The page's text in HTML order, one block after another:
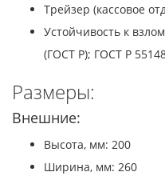
Трейзер (кассовое
Устойчивость к
(ГОСТ Р); ГОСТ Р
Размеры:
Внешние:
Высота, мм: 200
Ширина, мм: 260